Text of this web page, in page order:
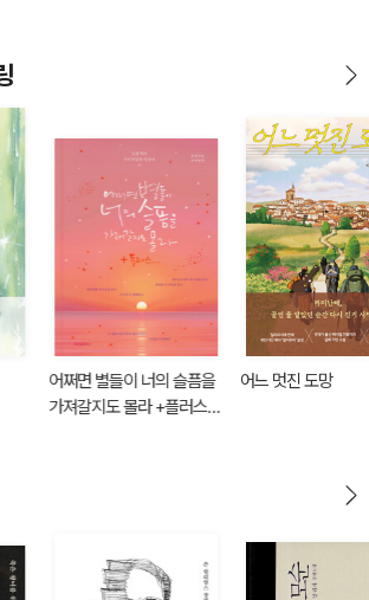
어쩌면 별들이 너의 슬픔을
가져갈지도 몰라 +플러스
어느 멋진 도망